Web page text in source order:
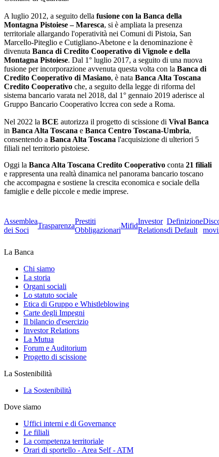
A luglio 2012, a seguito della fusione con la Banca della
Montagna Pistoiese – Maresca, si è ampliata la presenza
territoriale allargando l'operatività nei Comuni di Pistoia, San
Marcello-Piteglio e Cutigliano-Abetone e la denominazione è
divenuta Banca di Credito Cooperativo di Vignole e della
Montagna Pistoiese. Dal 1° luglio 2017, a seguito di una nuova
fusione per incorporazione avvenuta questa volta con la Banca di
Credito Cooperativo di Masiano, è nata Banca Alta Toscana
Credito Cooperativo che, a seguito della legge di riforma del
sistema bancario varata nel 2018, dal 1° gennaio 2019 aderisce al
Gruppo Bancario Cooperativo Iccrea con sede a Roma.
Nel 2022 la BCE autorizza il progetto di scissione di Vival Banca
in Banca Alta Toscana e Banca Centro Toscana-Umbria,
consentendo a Banca Alta Toscana l'acquisizione di ulteriori 5
filiali nel territorio pistoiese.
Oggi la Banca Alta Toscana Credito Cooperativo conta 21 filiali
e rappresenta una realtà dinamica nel panorama bancario toscano
che accompagna e sostiene la crescita economica e sociale della
famiglie e delle piccole e medie imprese.
Assemblea
dei Soci
Trasparenza
Prestiti
Obbligazionari
Mifid
Investor
Relations
Definizione
di Default
La Banca
Chi siamo
La storia
Organi sociali
Lo statuto sociale
Etica di Gruppo e Whistleblowing
Carte degli Impegni
Il bilancio d'esercizio
Investor Relations
La Mutua
Forum e Auditorium
Progetto di scissione
La Sostenibilità
La Sostenibilità
Dove siamo
Uffici interni e di Governance
Le filiali
La competenza territoriale
Orari di sportello - Area Self - ATM